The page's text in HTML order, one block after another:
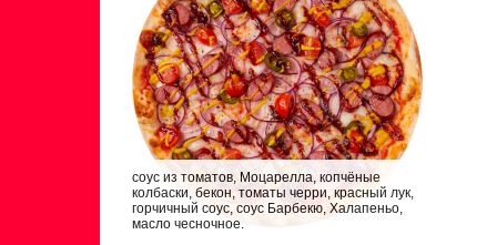
соус из томатов, Моцарелла, копчёные
колбаски, бекон, томаты черри, красный лук,
горчичный соус, соус Барбекю, Халапеньо,
масло чесночное.